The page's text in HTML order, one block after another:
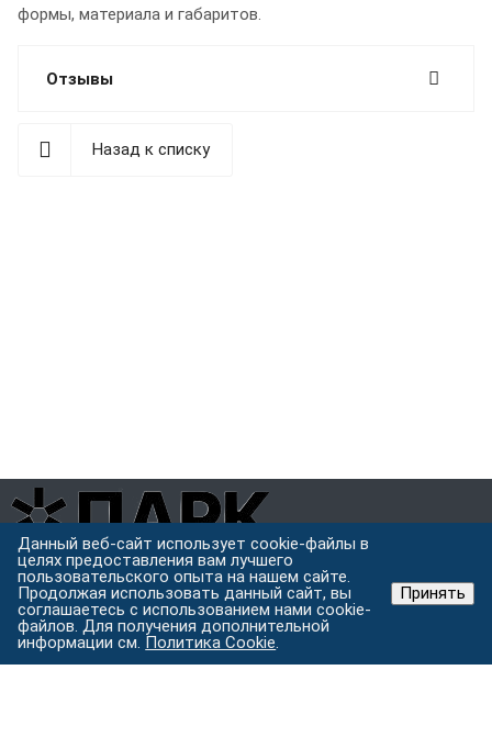
формы, материала и габаритов.
Отзывы
Назад к списку
Завод металлоконструкций полного цикла в Хабаровске.
Проектируем, режем, варим и защищаем металл под одной
крышей.
Хабаровск, ул. Строительная 24 с.5
Пн–Пт: 9:00–18:00
Данный веб-сайт использует cookie-файлы в
целях предоставления вам лучшего
пользовательского опыта на нашем сайте.
Продолжая использовать данный сайт, вы
соглашаетесь с использованием нами cookie-
файлов. Для получения дополнительной
информации см. Политика Cookie.
Принять